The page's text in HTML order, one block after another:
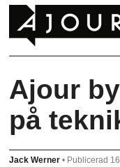
Ajour
på
Jack Werner • Publicerad